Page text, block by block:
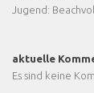
Jugend:
aktuelle
Es sind keine